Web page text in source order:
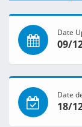
Date
09/
Date
18/